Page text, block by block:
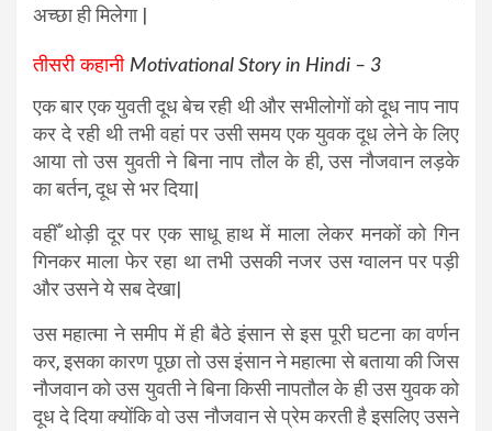
अच्छा ही मिलेगा |
तीसरी कहानी Motivational Story in Hindi – 3
एक बार एक युवती दूध बेच रही थी और सभीलोगों को दूध नाप नाप
कर दे रही थी तभी वहां पर उसी समय एक युवक दूध लेने के लिए
आया तो उस युवती ने बिना नाप तौल के ही, उस नौजवान लड़के
का बर्तन, दूध से भर दिया|
वहीँ थोड़ी दूर पर एक साधू हाथ में माला लेकर मनकों को गिन
गिनकर माला फेर रहा था तभी उसकी नजर उस ग्वालन पर पड़ी
और उसने ये सब देखा|
उस महात्मा ने समीप में ही बैठे इंसान से इस पूरी घटना का वर्णन
कर, इसका कारण पूछा तो उस इंसान ने महात्मा से बताया की जिस
नौजवान को उस युवती ने बिना किसी नापतौल के ही उस युवक को
दूध दे दिया क्योंकि वो उस नौजवान से प्रेम करती है इसलिए उसने